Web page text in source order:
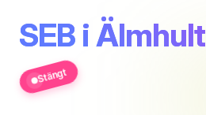
SEB i Älmhult
Stängt